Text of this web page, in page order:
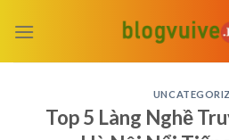
Top 5 Làng Nghề